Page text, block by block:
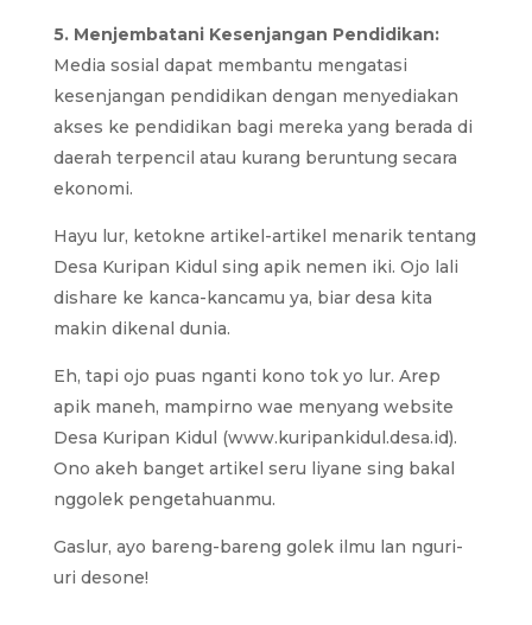
5. Menjembatani Kesenjangan Pendidikan:
Media sosial dapat membantu mengatasi
kesenjangan pendidikan dengan menyediakan
akses ke pendidikan bagi mereka yang berada di
daerah terpencil atau kurang beruntung secara
ekonomi.
Hayu lur, ketokne artikel-artikel menarik tentang
Desa Kuripan Kidul sing apik nemen iki. Ojo lali
dishare ke kanca-kancamu ya, biar desa kita
makin dikenal dunia.
Eh, tapi ojo puas nganti kono tok yo lur. Arep
apik maneh, mampirno wae menyang website
Desa Kuripan Kidul (www.kuripankidul.desa.id).
Ono akeh banget artikel seru liyane sing bakal
nggolek pengetahuanmu.
Gaslur, ayo bareng-bareng golek ilmu lan nguri-
uri desone!